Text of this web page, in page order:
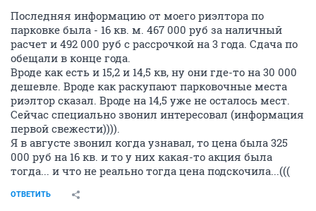
Последняя информацию от моего риэлтора по
парковке была - 16 кв. м. 467 000 руб за наличный
расчет и 492 000 руб с рассрочкой на 3 года. Сдача по
обещали в конце года.
Вроде как есть и 15,2 и 14,5 кв, ну они где-то на 30 000
дешевле. Вроде как раскупают парковочные места
риэлтор сказал. Вроде на 14,5 уже не осталось мест.
Сейчас специально звонил интересовал (информация
первой свежести)))).
Я в августе звонил когда узнавал, то цена была 325
000 руб на 16 кв. и то у них какая-то акция была
тогда... и что не реально тогда цена подскочила...(((
ОТВЕТИТЬ